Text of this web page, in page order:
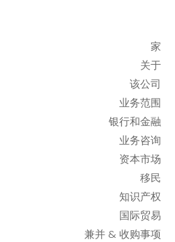
所 – 尼日利亚专利
亚的商标律师. 尼日
律师事务所, 知识产
日利亚, 知识产权律
亚, 尼日利亚金融科
日利亚的信息技术律
的知识产权律师事务
科技律师, 尼日利亚
, 在尼日利亚航运和
, 在尼日利亚移民律
亚专利代理人, 尼日利亚顶级知识产权律师
日利亚领先的知识产权律师事务所, 尼日利
科技律师, 尼日利亚的国际律师事务所, 在
家
关于
该公司
业务范围
银行和金融
业务咨询
资本市场
移民
知识产权
国际贸易
兼并 & 收购事项